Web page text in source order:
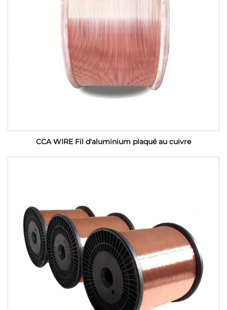
CCA WIRE Fil d'aluminium plaqué au cuivre